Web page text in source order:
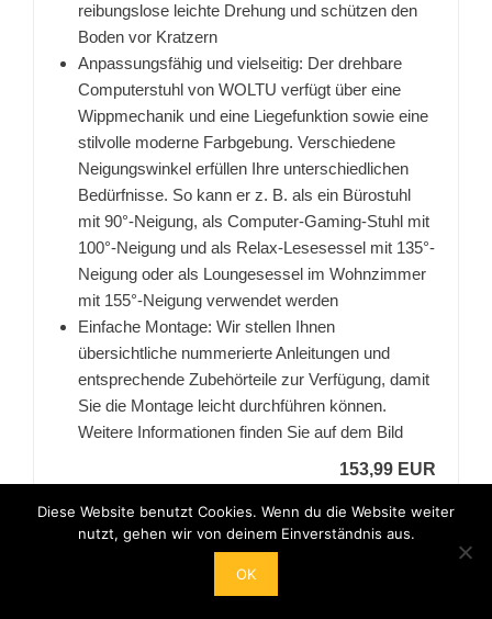
reibungslose leichte Drehung und schützen den
Boden vor Kratzern
Anpassungsfähig und vielseitig: Der drehbare
Computerstuhl von WOLTU verfügt über eine
Wippmechanik und eine Liegefunktion sowie eine
stilvolle moderne Farbgebung. Verschiedene
Neigungswinkel erfüllen Ihre unterschiedlichen
Bedürfnisse. So kann er z. B. als ein Bürostuhl
mit 90°-Neigung, als Computer-Gaming-Stuhl mit
100°-Neigung und als Relax-Lesesessel mit 135°-
Neigung oder als Loungesessel im Wohnzimmer
mit 155°-Neigung verwendet werden
Einfache Montage: Wir stellen Ihnen
übersichtliche nummerierte Anleitungen und
entsprechende Zubehörteile zur Verfügung, damit
Sie die Montage leicht durchführen können.
Weitere Informationen finden Sie auf dem Bild
153,99 EUR
Bei Amazon anschauen
Diese Website benutzt Cookies. Wenn du die Website weiter
nutzt, gehen wir von deinem Einverständnis aus.
OK